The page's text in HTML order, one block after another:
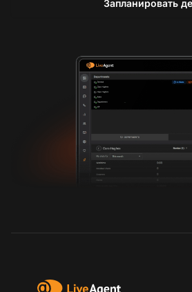
Запланировать